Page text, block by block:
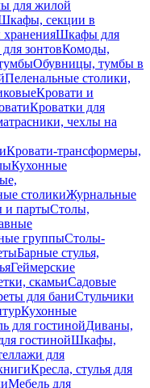
для жилой
секции в
Шкафы для
зонтовКомоды,
Обувницы, тумбы в
Пеленальные столики,
Кровати и
Кроватки для
чехлы на
Кровати-трансформеры,
Кухонные
столикиЖурнальные
и партыСтолы,
группыСтолы-
Барные стулья,
Геймерские
скамьиСадовые
для баниСтульчики
Кухонные
для гостинойДиваны,
гостинойШкафы,
для
Кресла, стулья для
Мебель для